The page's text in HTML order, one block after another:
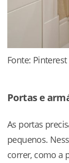
Fonte: Pinterest
Portas e
As portas
pequenos.
correr, como a